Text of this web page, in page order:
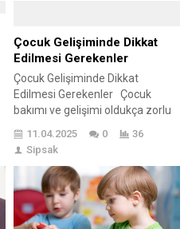
Çocuk Gelişiminde Dikkat
Edilmesi Gerekenler
Çocuk Gelişiminde Dikkat
Edilmesi Gerekenler Çocuk
bakımı ve gelişimi oldukça zorlu
kapsar. Dönem, dönem farklı
gelişimler gösteren çocukların
fiziksel ve beyinsel gelişimleri
düzenli olarak takip edilmesi
gereken ve büyük bir özen
gösterilmesi gereken bir
11.04.2025 0
36
Sipsak